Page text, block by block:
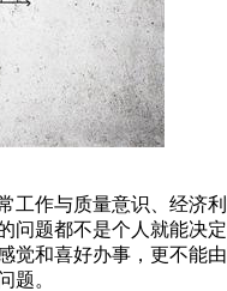
工作与质量意识、经济
问题都不是个人就能决
觉和喜好办事，更不能
题。